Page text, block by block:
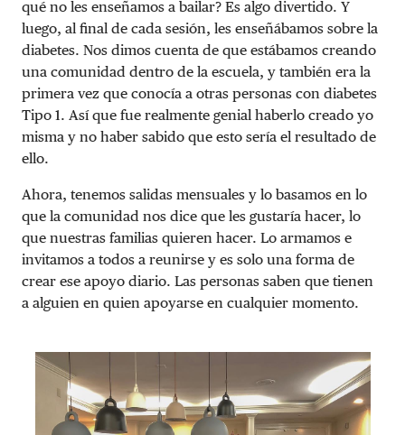
qué no les enseñamos a bailar? Es algo divertido. Y
luego, al final de cada sesión, les enseñábamos sobre la
diabetes. Nos dimos cuenta de que estábamos creando
una comunidad dentro de la escuela, y también era la
primera vez que conocía a otras personas con diabetes
Tipo 1. Así que fue realmente genial haberlo creado yo
misma y no haber sabido que esto sería el resultado de
ello.
Ahora, tenemos salidas mensuales y lo basamos en lo
que la comunidad nos dice que les gustaría hacer, lo
que nuestras familias quieren hacer. Lo armamos e
invitamos a todos a reunirse y es solo una forma de
crear ese apoyo diario. Las personas saben que tienen
a alguien en quien apoyarse en cualquier momento.